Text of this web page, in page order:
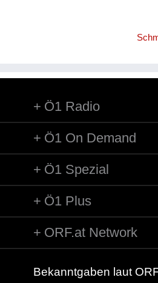
Ö1 Radio
Ö1 On Demand
Ö1 Spezial
Ö1 Plus
ORF.at Network
Bekanntgaben laut